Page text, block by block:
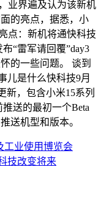
业界遍及认为该新机
的亮点，据悉，小
点：新机将通快科技
“雷军请回覆”day3
的一些问题。 谈到
儿是什么快科技9月
新，包含小米15系列
送的最初一个Beta
送机型和版本。
工业使用博览会
技改变将来